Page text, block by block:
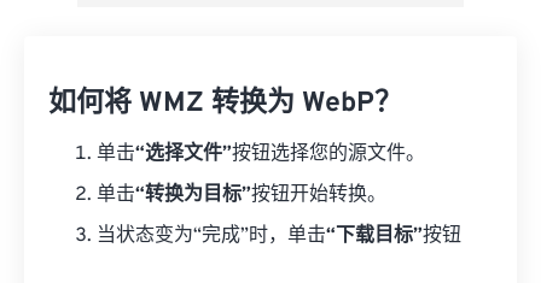
如何将 WMZ 转换为 WebP？
单击“选择文件”按钮选择您的源文件。
单击“转换为目标”按钮开始转换。
当状态变为“完成”时，单击“下载目标”按钮